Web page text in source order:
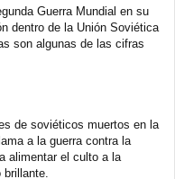
Guerra Mundial en su
dentro de la Unión Soviética
son algunas de las cifras
de soviéticos muertos en la
a la guerra contra la
alimentar el culto a la
brillante.